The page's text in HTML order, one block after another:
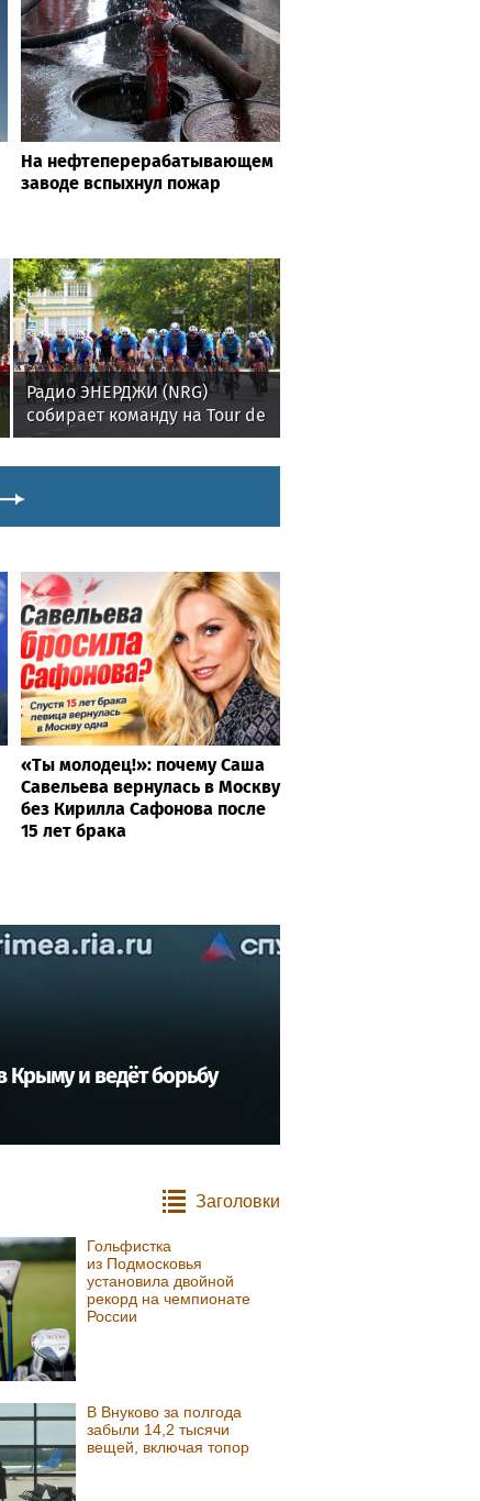
На нефтеперерабатывающем
заводе вспыхнул пожар
Радио ЭНЕРДЖИ (NRG)
собирает команду на Tour de
Russie в Петербурге
«Ты молодец!»: почему Саша
Савельева вернулась в Москву
без Кирилла Сафонова после
15 лет брака
и ведёт борьбу
Заголовки
Гольфистка
из Подмосковья
установила двойной
рекорд на чемпионате
России
В Внуково за полгода
забыли 14,2 тысячи
вещей, включая топор